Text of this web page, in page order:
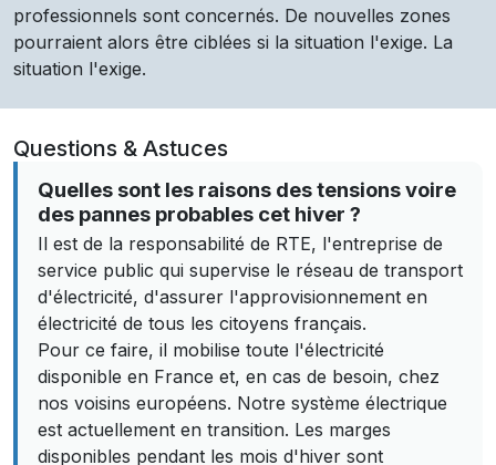
professionnels sont concernés. De nouvelles zones
pourraient alors être ciblées si la situation l'exige. La
situation l'exige.
Questions & Astuces
Quelles sont les raisons des tensions voire
des pannes probables cet hiver ?
Il est de la responsabilité de RTE, l'entreprise de
service public qui supervise le réseau de transport
d'électricité, d'assurer l'approvisionnement en
électricité de tous les citoyens français.
Pour ce faire, il mobilise toute l'électricité
disponible en France et, en cas de besoin, chez
nos voisins européens. Notre système électrique
est actuellement en transition. Les marges
disponibles pendant les mois d'hiver sont